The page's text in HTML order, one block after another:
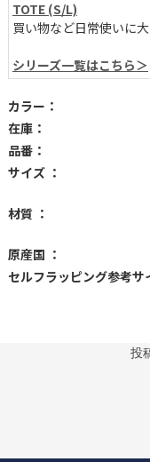
TOTE (S/L)
買い物など日常使いに
シリーズ一覧はこちら＞
カラー：
在庫：
品番：
サイズ ：
材質 ：
原産国 ：
セルフラッピング参考サ
投